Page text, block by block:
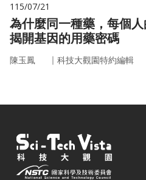
115/07/21
為什麼同一種藥，每個
揭開基因的用藥密碼
陳玉鳳 ｜ 科技大觀園特約編輯